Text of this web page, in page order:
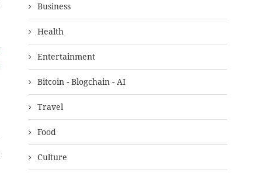
Business
Health
Entertainment
Bitcoin - Blogchain - AI
Travel
Food
Culture